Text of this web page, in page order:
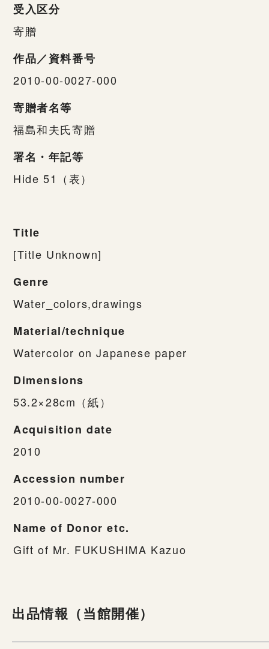
受入区分
寄贈
作品／資料番号
2010-00-0027-000
寄贈者名等
福島和夫氏寄贈
署名・年記等
Hide 51（表）
Title
[Title Unknown]
Genre
Water_colors,drawings
Material/technique
Watercolor on Japanese paper
Dimensions
53.2×28cm（紙）
Acquisition date
2010
Accession number
2010-00-0027-000
Name of Donor etc.
Gift of Mr. FUKUSHIMA Kazuo
出品情報（当館開催）